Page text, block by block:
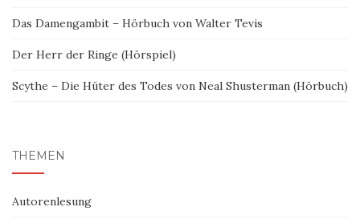
Das Damengambit – Hörbuch von Walter Tevis
Der Herr der Ringe (Hörspiel)
Scythe – Die Hüter des Todes von Neal Shusterman (Hörbuch)
THEMEN
Autorenlesung